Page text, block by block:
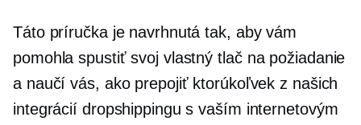
Táto príručka je navrhnutá tak, aby vám
pomohla spustiť svoj vlastnýtlač na požiadanie
a naučí vás, ako prepojiť ktorúkoľvek z našich
integrácií dropshippingu s vaším internetovým